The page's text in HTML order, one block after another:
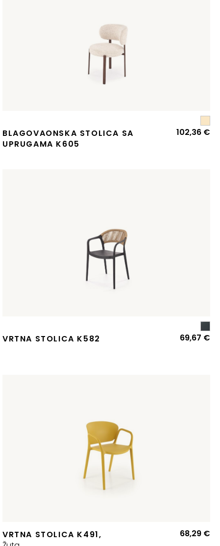
BLAGOVAONSKA STOLICA SA
UPRUGAMA K605
102,36 €
VRTNA STOLICA K582 69,67 €
VRTNA STOLICA K491,
68,29 €